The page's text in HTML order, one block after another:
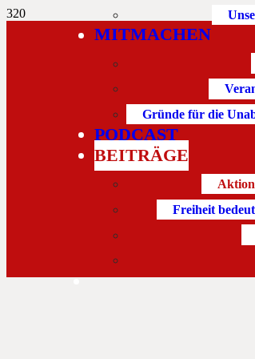
MITMACHEN
Gründe für die
PODCAST
BEITRÄGE
Freiheit